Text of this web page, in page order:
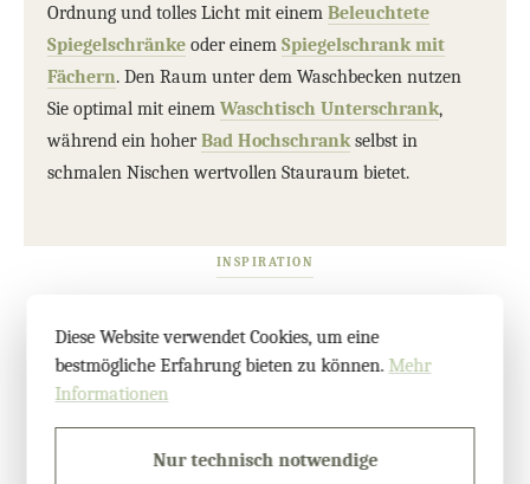
Ordnung und tolles Licht mit einem Beleuchtete
Spiegelschränke oder einem Spiegelschrank mit
Fächern. Den Raum unter dem Waschbecken nutzen
Sie optimal mit einem Waschtisch Unterschrank,
während ein hoherBad Hochschrankselbst in
schmalen Nischen wertvollen Stauraum bietet.
INSPIRATION
Interaktive Galerie:
Erleben Sie Glas und
Spiegel nach Maß in
Aktion
Diese Website verwendet Cookies, um eine
bestmögliche Erfahrung bieten zu können. Mehr
Informationen
Nur technisch notwendige